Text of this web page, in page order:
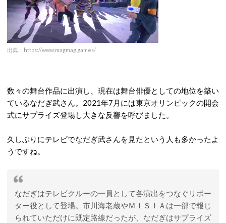
出典：https://www.magmag.games/
数々の舞台作品に出演し、現在は舞台俳優としての地位を築い
ているなだぎ武さん。2021年7月には東京オリンピックの開会
式にサプライズ登場し大きな反響を呼びました。
久しぶりにテレビでなだぎ武さんを見たという人も多かったよ
うですね。
なだぎはテレビクルーの一員として各演出をつなぐリポー
ター役として登場。市川海老蔵やＭＩＳＩＡは一部で報じ
られていただけに既定路線だったが、なだぎはサプライズ